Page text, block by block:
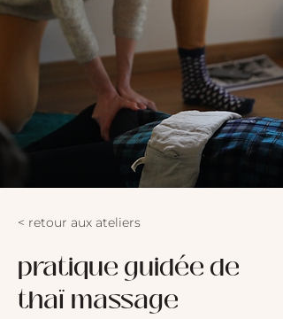
< retour aux ateliers
pratique guidée de
thaï massage